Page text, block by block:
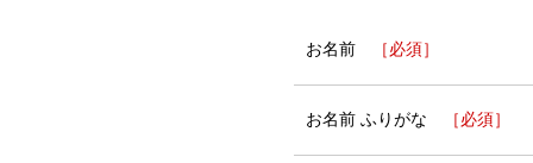
お名前 ［必須］
お名前 ふりがな ［必須］